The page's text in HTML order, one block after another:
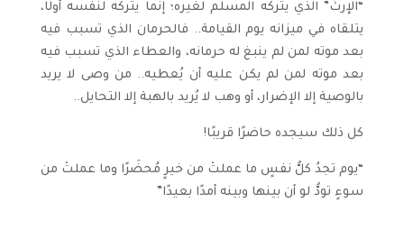
“الإرث” الذي يتركه المسلم لغيره؛ إنما يتركه لنفسه أولًا،
يتلقاه في ميزانه يوم القيامة.. فالحرمان الذي تسبب فيه
بعد موته لمن لم ينبغ له حرمانه، والعطاء الذي تسبب فيه
بعد موته لمن لم يكن عليه أن يُعطيه.. من وصى لا يريد
بالوصية إلا الإضرار، أو وهب لا يُريد بالهبة إلا التحايل..
كل ذلك سيجده حاضرًا قريبًا!
“يوم تجدُ كلُّ نفسٍ ما عملتْ من خيرٍ مُحضَرًا وما عملتْ من
سوءٍ تودُّ لو أن بينها وبينه أمدًا بعيدًا”